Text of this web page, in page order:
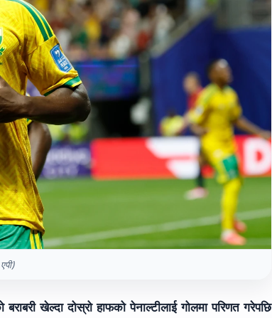
खेल्दा दोस्रो हाफको पेनाल्टीलाई गोलमा परिणत गरेपछि